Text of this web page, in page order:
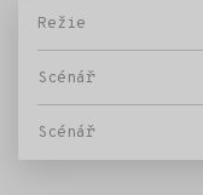
Režie
Scénář
Scénář